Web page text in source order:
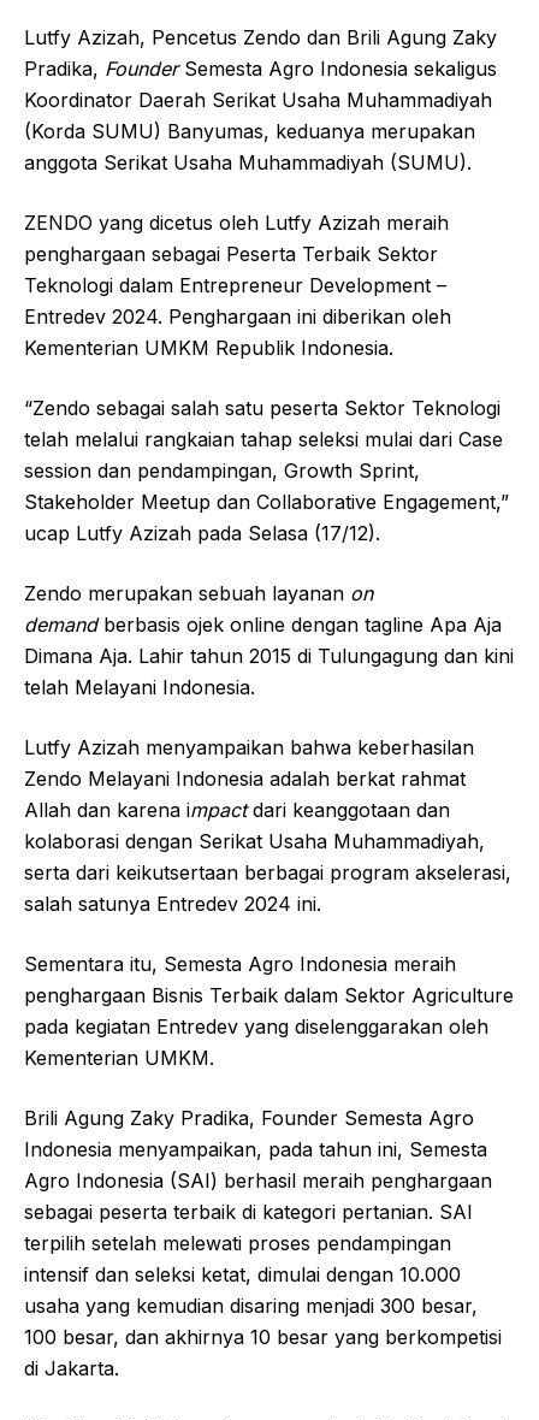
Lutfy Azizah, Pencetus Zendo dan Brili Agung Zaky
Pradika, FounderSemesta Agro Indonesia sekaligus
Koordinator Daerah Serikat Usaha Muhammadiyah
(Korda SUMU) Banyumas, keduanya merupakan
anggota Serikat Usaha Muhammadiyah (SUMU).
ZENDO yang dicetus oleh Lutfy Azizah meraih
penghargaan sebagai Peserta Terbaik Sektor
Teknologi dalam Entrepreneur Development –
Entredev 2024. Penghargaan ini diberikan oleh
Kementerian UMKM Republik Indonesia.
“Zendo sebagai salah satu peserta Sektor Teknologi
telah melalui rangkaian tahap seleksi mulai dari Case
session dan pendampingan, Growth Sprint,
Stakeholder Meetup dan Collaborative Engagement,”
ucap Lutfy Azizah pada Selasa (17/12).
Zendo merupakan sebuah layanan on
demandberbasis ojek online dengan tagline Apa Aja
Dimana Aja. Lahir tahun 2015 di Tulungagung dan kini
telah Melayani Indonesia.
Lutfy Azizah menyampaikan bahwa keberhasilan
Zendo Melayani Indonesia adalah berkat rahmat
Allah dan karena impactdari keanggotaan dan
kolaborasi dengan Serikat Usaha Muhammadiyah,
serta dari keikutsertaan berbagai program akselerasi,
salah satunya Entredev 2024 ini.
Sementara itu, Semesta Agro Indonesia meraih
penghargaan Bisnis Terbaik dalam Sektor Agriculture
pada kegiatan Entredev yang diselenggarakan oleh
Kementerian UMKM.
Brili Agung Zaky Pradika, Founder Semesta Agro
Indonesia menyampaikan, pada tahun ini, Semesta
Agro Indonesia (SAI) berhasil meraih penghargaan
sebagai peserta terbaik di kategori pertanian. SAI
terpilih setelah melewati proses pendampingan
intensif dan seleksi ketat, dimulai dengan 10.000
usaha yang kemudian disaring menjadi 300 besar,
100 besar, dan akhirnya 10 besar yang berkompetisi
di Jakarta.